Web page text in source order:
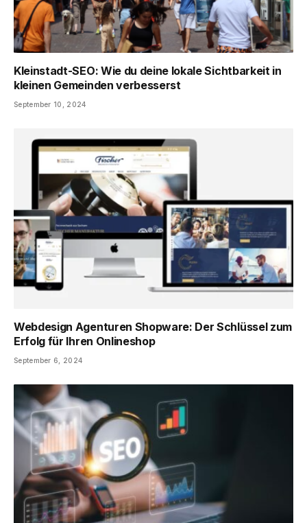
Kleinstadt-SEO: Wie du deine lokale Sichtbarkeit in
kleinen Gemeinden verbesserst
September 10, 2024
Webdesign Agenturen Shopware: Der Schlüssel zum
Erfolg für Ihren Onlineshop
September 6, 2024